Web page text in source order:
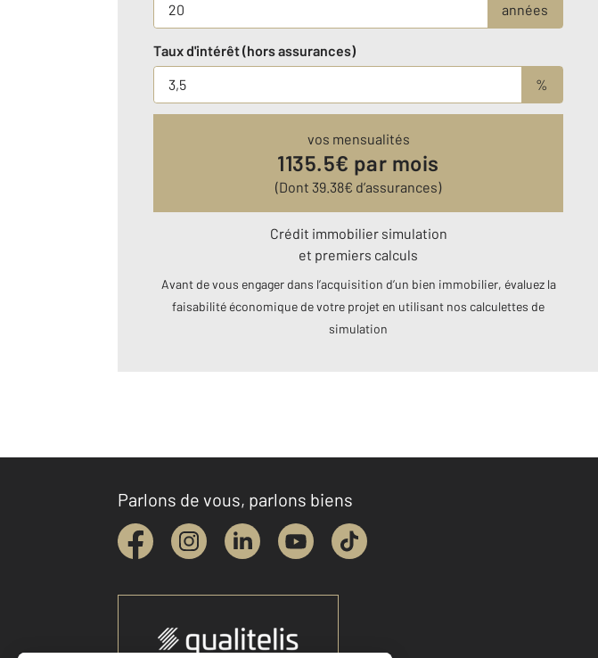
années
Taux d'intérêt (hors assurances)
%
vos mensualités
1135.5€ par mois
(Dont 39.38€ d’assurances)
Crédit immobilier simulation
et premiers calculs
Avant de vous engager dans l’acquisition d’un bien immobilier, évaluez la
faisabilité économique de votre projet en utilisant nos calculettes de
simulation
Parlons de vous, parlons biens